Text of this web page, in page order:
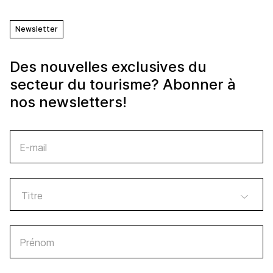
Newsletter
Des nouvelles exclusives du
secteur du tourisme? Abonner à
nos newsletters!
E-mail
Prénom